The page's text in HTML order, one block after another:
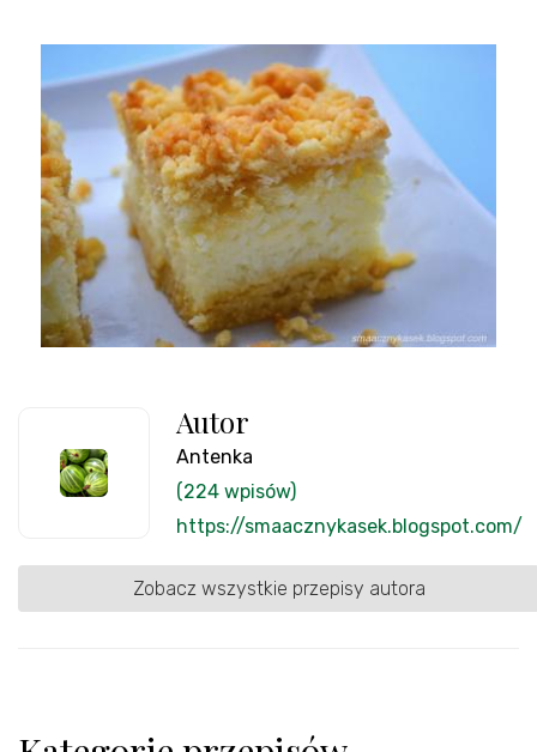
Autor
Antenka
(224 wpisów)
https://smaacznykasek.blogspot.com/
Zobacz wszystkie przepisy autora